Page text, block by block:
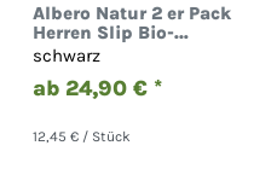
Albero Natur 2 er Pack
Herren Slip Bio-
Baumwolle 2112
schwarz
ab 24,90 € *
12,45 € / Stück